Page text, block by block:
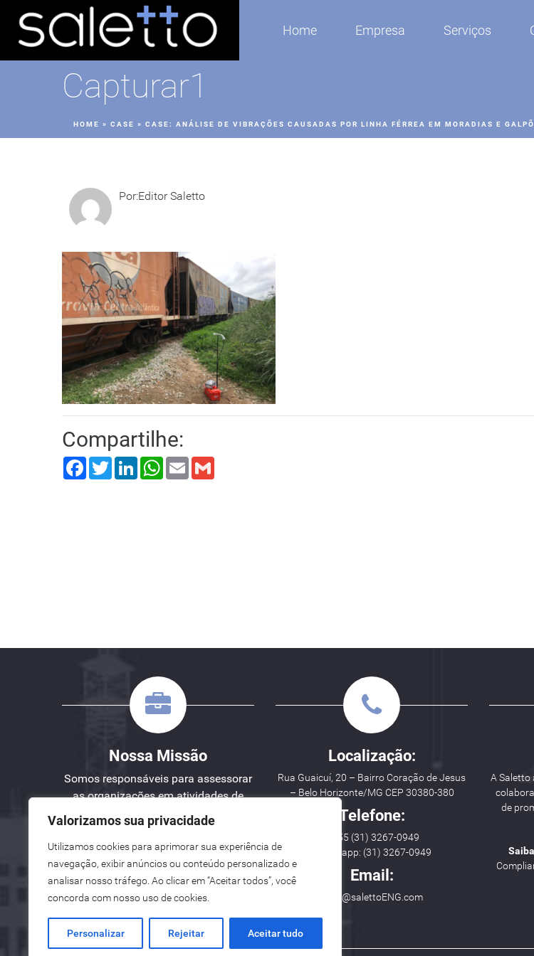
Valorizamos sua privacidade
Utilizamos cookies para aprimorar sua experiência de
navegação, exibir anúncios ou conteúdo personalizado e
analisar nosso tráfego. Ao clicar em “Aceitar todos”, você
concorda com nosso uso de cookies.
Personalizar Rejeitar Aceitar tudo
Home Empresa Serviços
Capturar1
HOME » CASE » CASE: ANÁLISE DE VIBRAÇÕES CAUSADAS POR LINHA FÉRREA EM MORADIAS E
Por:Editor Saletto
Compartilhe:
FacebookTwitterLinkedInWhatsApp
Email
Nossa Missão
Somos responsáveis para assessorar
as organizações em atividades de
Engenharia, Planejamento e Gestão
de Projetos.
See here an English version for you.
Vea aquí una versión en español para ti.
Localização:
Rua Guaicuí, 20 – Bairro Coração de Jesus
– Belo Horizonte/MG CEP 30380-380
Telefone:
++ 55 (31) 3267-0949
Whatsapp: (31) 3267-0949
Email:
hello@salettoENG.com
A Saletto
de